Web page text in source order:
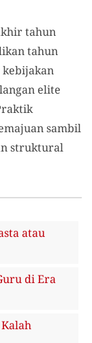
tahun
tahun
kebijakan
elite
sambil
struktural
atau
di Era